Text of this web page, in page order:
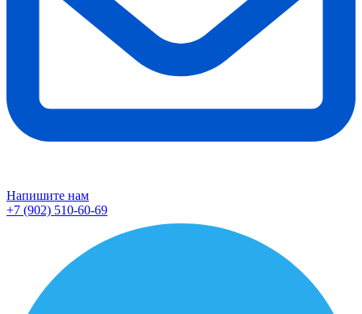
Напишите нам
+7 (902) 510-60-69